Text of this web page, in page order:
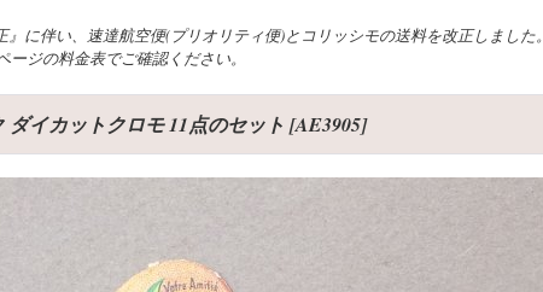
』に伴い、速達航空便(プリオリティ便)とコリッシモの送料を改正しました。
ージの料金表でご確認ください。
ダイカットクロモ 11点のセット [AE3905]